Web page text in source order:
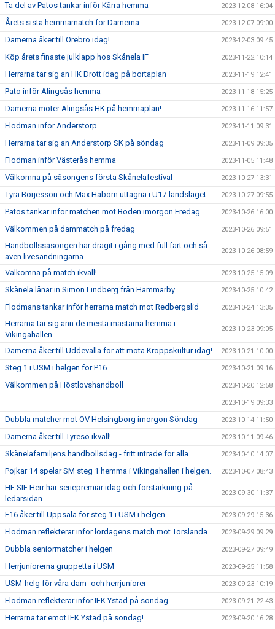
Ta del av Patos tankar inför Kärra hemma 2023-12-08 16:04
Årets sista hemmamatch för Damerna 2023-12-07 09:00
Damerna åker till Örebro idag! 2023-12-03 09:45
Köp årets finaste julklapp hos Skånela IF 2023-11-22 10:14
Herrarna tar sig an HK Drott idag på bortaplan 2023-11-19 12:41
Pato inför Alingsås hemma 2023-11-18 15:25
Damerna möter Alingsås HK på hemmaplan! 2023-11-16 11:57
Flodman inför Anderstorp 2023-11-11 09:31
Herrarna tar sig an Anderstorp SK på söndag 2023-11-09 09:35
Flodman inför Västerås hemma 2023-11-05 11:48
Välkomna på säsongens första Skånelafestival 2023-10-27 13:31
Tyra Börjesson och Max Haborn uttagna i U17-landslaget 2023-10-27 09:55
Patos tankar inför matchen mot Boden imorgon Fredag 2023-10-26 16:00
Välkommen på dammatch på fredag 2023-10-26 09:51
Handbollssäsongen har dragit i gång med full fart och så
även livesändningarna.
2023-10-26 08:59
Välkomna på match ikväll! 2023-10-25 15:09
Skånela lånar in Simon Lindberg från Hammarby 2023-10-25 10:42
Flodmans tankar inför herrarna match mot Redbergslid 2023-10-24 13:35
Herrarna tar sig ann de mesta mästarna hemma i
Vikingahallen
2023-10-23 09:05
Damerna åker till Uddevalla för att möta Kroppskultur idag! 2023-10-21 10:00
Steg 1 i USM i helgen för P16 2023-10-21 09:16
Välkommen på Höstlovshandboll 2023-10-20 12:58
2023-10-19 09:33
Dubbla matcher mot OV Helsingborg imorgon Söndag 2023-10-14 11:50
Damerna åker till Tyresö ikväll! 2023-10-11 09:46
Skånelafamiljens handbollsdag - fritt inträde för alla 2023-10-10 14:07
Pojkar 14 spelar SM steg 1 hemma i Vikingahallen i helgen. 2023-10-07 08:43
HF SIF Herr har seriepremiär idag och förstärkning på
ledarsidan
2023-09-30 11:37
F16 åker till Uppsala för steg 1 i USM i helgen 2023-09-29 15:36
Flodman reflekterar inför lördagens match mot Torslanda. 2023-09-29 09:29
Dubbla seniormatcher i helgen 2023-09-27 09:49
Herrjuniorerna gruppetta i USM 2023-09-25 11:58
USM-helg för våra dam- och herrjuniorer 2023-09-23 10:19
Flodman reflekterar inför IFK Ystad på söndag 2023-09-21 22:43
Herrarna tar emot IFK Ystad på söndag! 2023-09-20 16:28